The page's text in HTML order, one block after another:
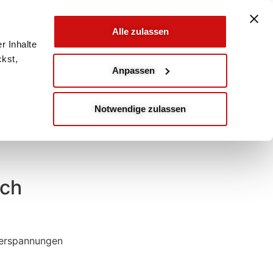
Inhalte
Alle zulassen
Anpassen
Notwendige zulassen